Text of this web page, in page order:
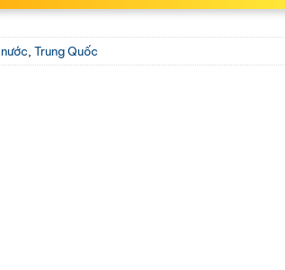
,Trung Quốc